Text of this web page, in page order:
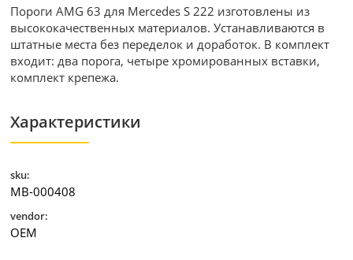
Пороги AMG 63 для Mercedes S 222 изготовлены из
высококачественных материалов. Устанавливаются в
штатные места без переделок и доработок. В комплект
входит: два порога, четыре хромированных вставки,
комплект крепежа.
Характеристики
sku:
MB-000408
vendor:
OEM